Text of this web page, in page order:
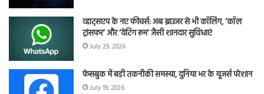
व्हाट्सएप के नए फीचर्स: अब ब्राउजर से भी कॉलिंग, ‘कॉल
ट्रांसफर’ और ‘वेटिंग रूम’ जैसी शानदार सुविधाएं
July 29, 2026
फेसबुक में बड़ी तकनीकी समस्या, दुनिया भर के यूजर्स परेशान
July 19, 2026